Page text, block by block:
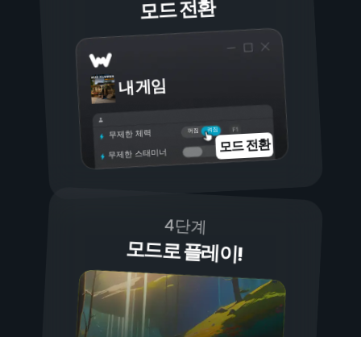
모드 전환
내 게임
켜짐
꺼짐
무제한 체력
무제한 스태미너 모드 전환
4단계
모드로 플레이!